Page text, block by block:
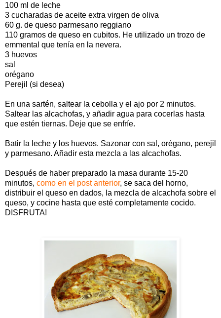
100 ml de leche
3 cucharadas de aceite extra virgen de oliva
60 g. de queso parmesano reggiano
110 gramos de queso en cubitos. He utilizado un trozo de
emmental que tenía en la nevera.
3 huevos
sal
orégano
Perejil (si desea)
En una sartén, saltear la cebolla y el ajo por 2 minutos.
Saltear las alcachofas, y añadir agua para cocerlas hasta
que estén tiernas. Deje que se enfríe.
Batir la leche y los huevos. Sazonar con sal, orégano, perejil
y parmesano. Añadir esta mezcla a las alcachofas.
Después de haber preparado la masa durante 15-20
minutos, como en el post anterior, se saca del horno,
distribuir el queso en dados, la mezcla de alcachofa sobre el
queso, y cocine hasta que esté completamente cocido.
DISFRUTA!